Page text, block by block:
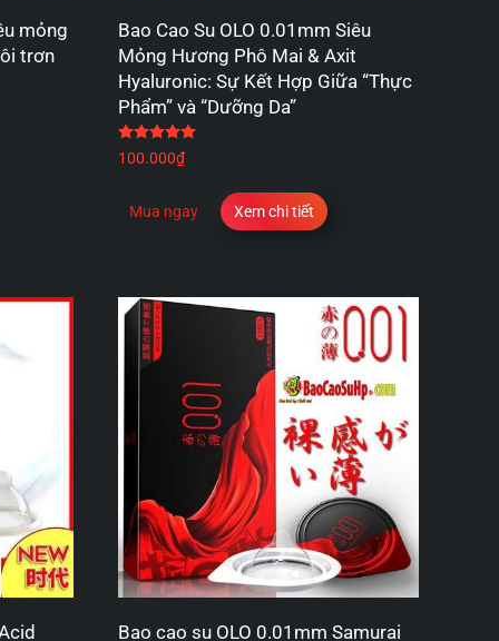
mỏng
trơn
Bao Cao Su OLO 0.01mm Siêu
Mỏng Hương Phô Mai & Axit
Hyaluronic: Sự Kết Hợp Giữa “Thực
Phẩm” và “Dưỡng Da”
100.000₫
Mua ngay Xem chi tiết
Bao cao su OLO 0.01mm Samurai